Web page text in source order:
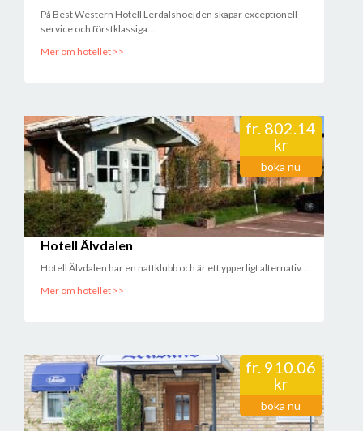
På Best Western Hotell Lerdalshoejden skapar exceptionell
service och förstklassiga...
Mer om hotellet >>
fr. 802.14
kr
boka nu
Hotell Älvdalen
Hotell Älvdalen har en nattklubb och är ett ypperligt alternativ...
Mer om hotellet >>
fr. 910.06
kr
boka nu